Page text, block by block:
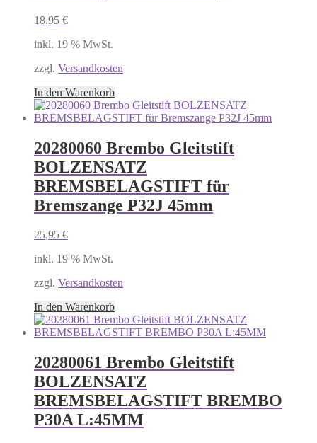
18,95 €
inkl. 19 % MwSt.
zzgl. Versandkosten
In den Warenkorb
20280060 Brembo Gleitstift
BOLZENSATZ
BREMSBELAGSTIFT für
Bremszange P32J 45mm
25,95 €
inkl. 19 % MwSt.
zzgl. Versandkosten
In den Warenkorb
20280061 Brembo Gleitstift
BOLZENSATZ
BREMSBELAGSTIFT BREMBO
P30A L:45MM